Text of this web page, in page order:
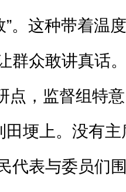
”。这种带着温
群众敢讲真话
点，监督组特
田埂上。没有
代表与委员们